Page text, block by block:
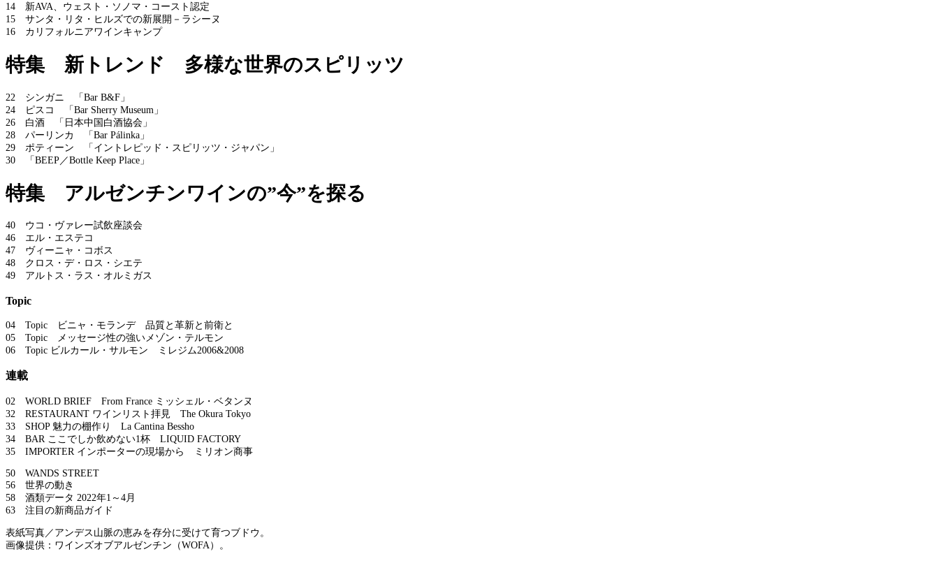
14 新AVA、ウェスト・ソノマ・コースト認定
15 サンタ・リタ・ヒルズでの新展開－ラシーヌ
16 カリフォルニアワインキャンプ
特集 新トレンド 多様な世界のスピリッツ
22 シンガニ 「Bar B&F」
24 ピスコ 「Bar Sherry Museum」
26 白酒 「日本中国白酒協会」
28 パーリンカ 「Bar Pálinka」
29 ポティーン 「イントレピッド・スピリッツ・ジャパン」
30 「BEEP／Bottle Keep Place」
特集 アルゼンチンワインの”今”を探る
40 ウコ・ヴァレー試飲座談会
46 エル・エステコ
47 ヴィーニャ・コボス
48 クロス・デ・ロス・シエテ
49 アルトス・ラス・オルミガス
Topic
04 Topic ビニャ・モランデ 品質と革新と前衛と
05 Topic メッセージ性の強いメゾン・テルモン
06 Topic ビルカール・サルモン ミレジム2006&2008
連載
02 WORLD BRIEF From France ミッシェル・ベタンヌ
32 RESTAURANT ワインリスト拝見 The Okura Tokyo
33 SHOP 魅力の棚作り La Cantina Bessho
34 BAR ここでしか飲めない1杯 LIQUID FACTORY
35 IMPORTER インポーターの現場から ミリオン商事
50 WANDS STREET
56 世界の動き
58 酒類データ 2022年1～4月
63 注目の新商品ガイド
表紙写真／アンデス山脈の恵みを存分に受けて育つブドウ。
画像提供：ワインズオブアルゼンチン（WOFA）。